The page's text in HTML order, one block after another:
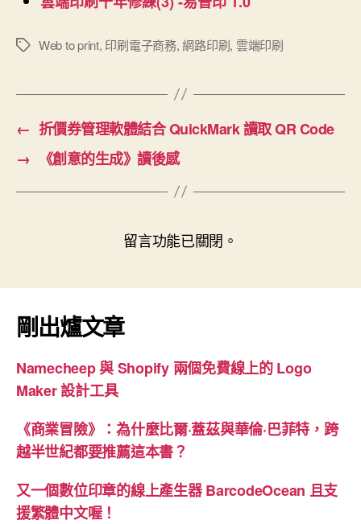
標
Web to print, 印刷電子商務,網路印刷, 雲端印刷
← 折價券管理軟體結合 QuickMark 讀取 QR Code
→
《創意的生成》讀後感
留言功能已關閉。
剛出爐文章
Namecheep 與 Shopify 兩個免費線上的 Logo
Maker 設計工具
《商業冒險》：為什麼比爾·蓋茲與華倫·巴菲特，跨
越半世紀都要推薦這本書？
又一個數位印章的線上產生器 BarcodeOcean 且支
援繁體中文喔！